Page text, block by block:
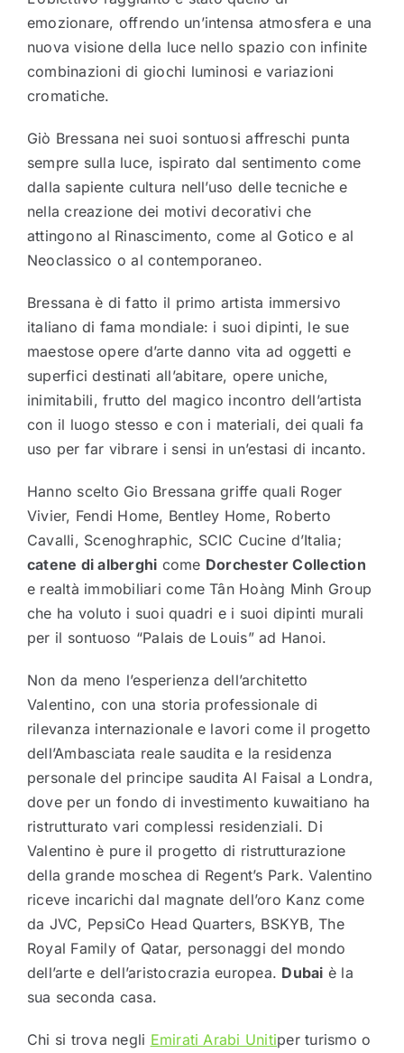
emozionare, offrendo un’intensa atmosfera e una
nuova visione della luce nello spazio con infinite
combinazioni di giochi luminosi e variazioni
cromatiche.
Giò Bressana nei suoi sontuosi affreschi punta
sempre sulla luce, ispirato dal sentimento come
dalla sapiente cultura nell’uso delle tecniche e
nella creazione dei motivi decorativi che
attingono al Rinascimento, come al Gotico e al
Neoclassico o al contemporaneo.
Bressana è di fatto il primo artista immersivo
italiano di fama mondiale: i suoi dipinti, le sue
maestose opere d’arte danno vita ad oggetti e
superfici destinati all’abitare, opere uniche,
inimitabili, frutto del magico incontro dell’artista
con il luogo stesso e con i materiali, dei quali fa
uso per far vibrare i sensi in un’estasi di incanto.
Hanno scelto Gio Bressana griffe quali Roger
Vivier, Fendi Home, Bentley Home, Roberto
Cavalli, Scenoghraphic, SCIC Cucine d’Italia;
catene di alberghi come Dorchester Collection
e realtà immobiliari come Tân Hoàng Minh Group
che ha voluto i suoi quadri e i suoi dipinti murali
per il sontuoso “Palais de Louis” ad Hanoi.
Non da meno l’esperienza dell’architetto
Valentino, con una storia professionale di
rilevanza internazionale e lavori come il progetto
dell’Ambasciata reale saudita e la residenza
personale del principe saudita Al Faisal a Londra,
dove per un fondo di investimento kuwaitiano ha
ristrutturato vari complessi residenziali. Di
Valentino è pure il progetto di ristrutturazione
della grande moschea di Regent’s Park. Valentino
riceve incarichi dal magnate dell’oro Kanz come
da JVC, PepsiCo Head Quarters, BSKYB, The
Royal Family of Qatar, personaggi del mondo
dell’arte e dell’aristocrazia europea. Dubai è la
sua seconda casa.
Chi si trova negli Emirati Arabi Unitiper turismo o